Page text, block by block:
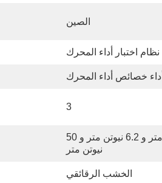
الصين
نظام اختبار أداء المحرك
أداء خصائص أداء المحرك
3
نيوتن متر
الخشب الرقائقي